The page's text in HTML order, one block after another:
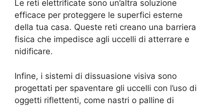
Le reti elettrificate sono un’altra soluzione
efficace per proteggere le superfici esterne
della tua casa. Queste reti creano una barriera
fisica che impedisce agli uccelli di atterrare e
nidificare.
Infine, i sistemi di dissuasione visiva sono
progettati per spaventare gli uccelli con l’uso di
oggetti riflettenti, come nastri o palline di